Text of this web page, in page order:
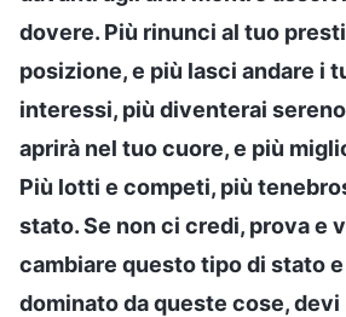
dovere. Più rinunci al tuo
posizione, e più lasci andare i
interessi, più diventerai
aprirà nel tuo cuore, e più
Più lotti e competi, più
stato. Se non ci credi, prova e
cambiare questo tipo di stato
dominato da queste cose, devi